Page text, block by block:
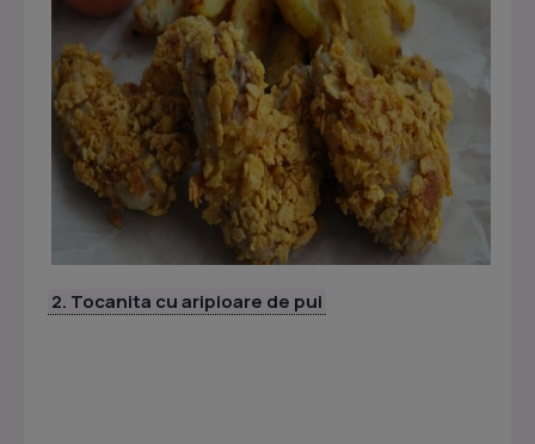
2. Tocanita cu aripioare de pui